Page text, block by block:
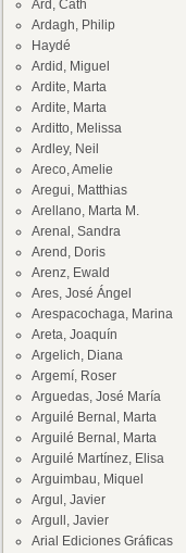
Ard, Cath
Ardagh, Philip
Haydé
Ardid, Miguel
Ardite, Marta
Ardite, Marta
Arditto, Melissa
Ardley, Neil
Areco, Amelie
Aregui, Matthias
Arellano, Marta M.
Arenal, Sandra
Arend, Doris
Arenz, Ewald
Ares, José Ángel
Arespacochaga, Marina
Areta, Joaquín
Argelich, Diana
Argemí, Roser
Arguedas, José María
Arguilé Bernal, Marta
Arguilé Bernal, Marta
Arguilé Martínez, Elisa
Arguimbau, Miquel
Argul, Javier
Argull, Javier
Arial Ediciones Gráficas